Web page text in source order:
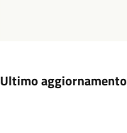
Ultimo aggiornamento